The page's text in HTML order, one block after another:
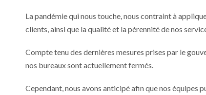
La pandémie qui nous touche, nous contraint à
clients, ainsi que la qualité et la pérennité de nos
Compte tenu des dernières mesures prises par le
nos bureaux sont actuellement fermés.
Cependant, nous avons anticipé afin que nos équipes